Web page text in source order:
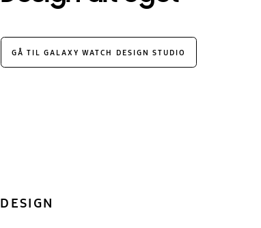
GÅ TIL GALAXY WATCH DESIGN STUDIO
DESIGN